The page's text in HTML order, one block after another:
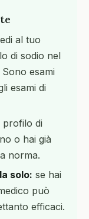
al tuo
di sodio nel
esami
esami di
profilo di
o hai già
norma.
solo: se hai
può
efficaci.